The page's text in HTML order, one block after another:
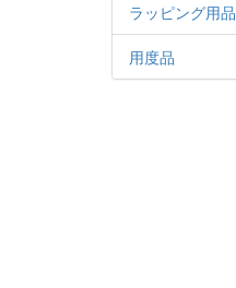
ラッピング用品
用度品